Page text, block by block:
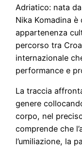
Adriatico: nata
Nika Komadina
appartenenza
percorso tra
internazionale
performance e
La traccia
genere
corpo, nel
comprende che
l’umiliazione, la